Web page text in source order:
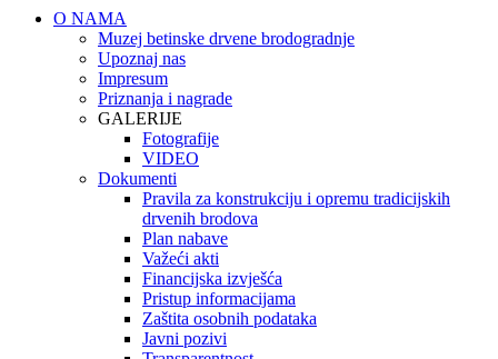
O NAMA
Muzej betinske drvene brodogradnje
Upoznaj nas
Impresum
Priznanja i nagrade
GALERIJE
Fotografije
VIDEO
Dokumenti
Pravila za konstrukciju i opremu tradicijskih
drvenih brodova
Plan nabave
Važeći akti
Financijska izvješća
Pristup informacijama
Zaštita osobnih podataka
Javni pozivi